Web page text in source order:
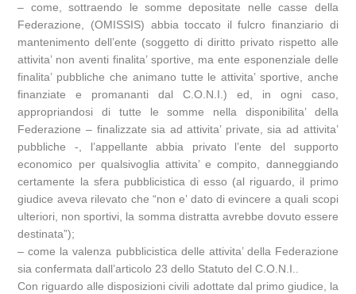
– come, sottraendo le somme depositate nelle casse della
Federazione, (OMISSIS) abbia toccato il fulcro finanziario di
mantenimento dell’ente (soggetto di diritto privato rispetto alle
attivita’ non aventi finalita’ sportive, ma ente esponenziale delle
finalita’ pubbliche che animano tutte le attivita’ sportive, anche
finanziate e promananti dal C.O.N.I.) ed, in ogni caso,
appropriandosi di tutte le somme nella disponibilita’ della
Federazione – finalizzate sia ad attivita’ private, sia ad attivita’
pubbliche -, l’appellante abbia privato l’ente del supporto
economico per qualsivoglia attivita’ e compito, danneggiando
certamente la sfera pubblicistica di esso (al riguardo, il primo
giudice aveva rilevato che “non e’ dato di evincere a quali scopi
ulteriori, non sportivi, la somma distratta avrebbe dovuto essere
destinata”);
– come la valenza pubblicistica delle attivita’ della Federazione
sia confermata dall’articolo 23 dello Statuto del C.O.N.I..
Con riguardo alle disposizioni civili adottate dal primo giudice, la